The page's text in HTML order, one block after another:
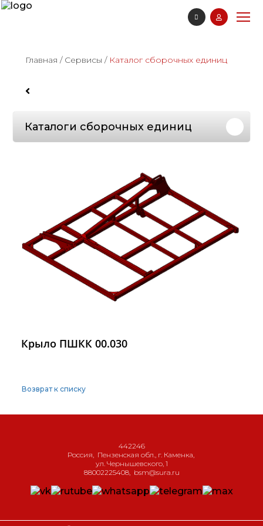
Главная / Сервисы / Каталог сборочных единиц
Каталоги сборочных единиц
Крыло ПШКК 00.030
Возврат к списку
442246
Россия, Пензенская обл., г. Каменка,
ул. Чернышевского, 1
88002225408, bsm@sura.ru